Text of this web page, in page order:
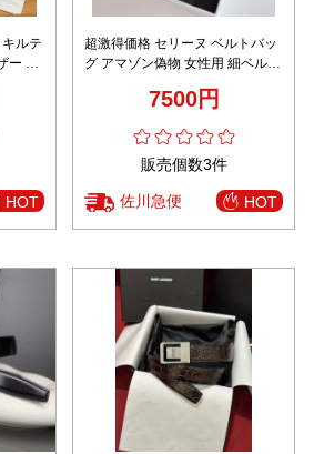
ルテ
ー ゴ
HOT
超激得価格 セリーヌ ベルトバッ
グ アマゾン偽物 女性用 細ベルト
れ ブラウン7500円
販売個数3件
佐川急便 HOT